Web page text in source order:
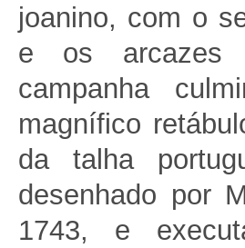
joanino, com o
e os arcazes
campanha
magnífico
da talha
desenhado por
1743, e